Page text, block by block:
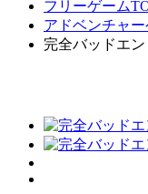
フリーゲーム
アドベンチャー
完全バッドエン